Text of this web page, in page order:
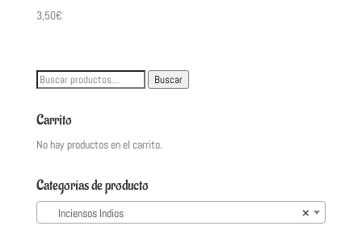
3,50€
Buscar
Buscar
Carrito
No hay productos en el carrito.
Categorías de producto
×
Inciensos Indios